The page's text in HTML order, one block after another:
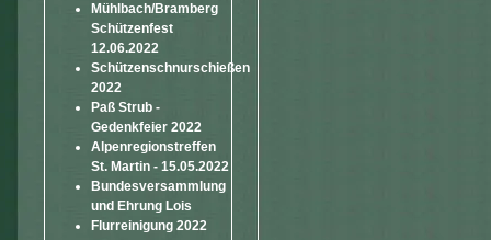
Mühlbach/Bramberg
Schützenfest
12.06.2022
Schützenschnurschießen
2022
Paß Strub -
Gedenkfeier 2022
Alpenregionstreffen
St. Martin - 15.05.2022
Bundesversammlung
und Ehrung Lois
Flurreinigung 2022